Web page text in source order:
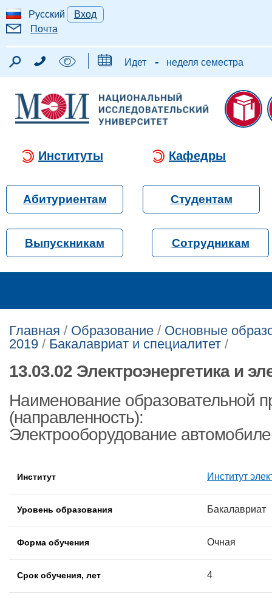
Русский
Вход
Почта
Идет - неделя семестра
Институты Кафедры
Абитуриентам Студентам
Выпускникам Сотрудникам
Главная / Образование / Основные
2019 / Бакалавриат и специалитет /
13.03.02 Электроэнергетика и
Наименование образовательной
(направленность):
Электрооборудование
Институт Институт
Уровень образования Бакалавриат
Форма обучения Очная
Срок обучения, лет 4